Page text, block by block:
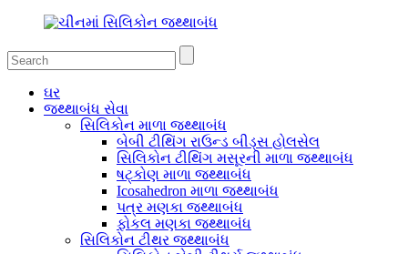
ઘર
જથ્થાબંધ સેવા
સિલિકોન માળા જથ્થાબંધ
બેબી ટીથિંગ રાઉન્ડ બીડ્સ હોલસેલ
સિલિકોન ટીથિંગ મસૂરની માળા જથ્થાબંધ
ષટ્કોણ માળા જથ્થાબંધ
Icosahedron માળા જથ્થાબંધ
પત્ર મણકા જથ્થાબંધ
ફોકલ મણકા જથ્થાબંધ
સિલિકોન ટીથર જથ્થાબંધ